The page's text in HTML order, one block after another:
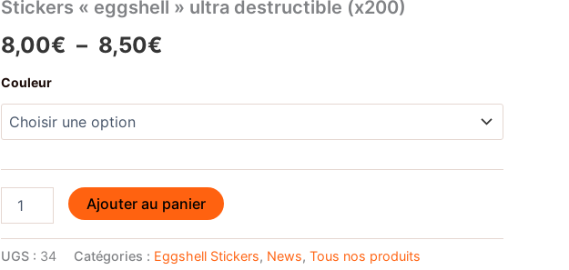
Stickers « eggshell » ultra destructible (x200)
8,00€ – 8,50€
à
8,50€
Couleur
"eggshell"
Ajouter au panier
UGS : 34 Catégories : Eggshell Stickers, News, Tous nos produits